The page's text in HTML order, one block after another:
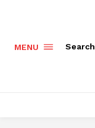
MENU Search